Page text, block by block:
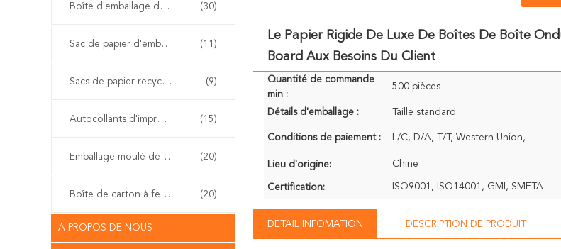
Boîte d'emballage de papier d'emballage (30)
Sac de papier d'emballage (11)
Sacs de papier recyclables de cadeau (9)
Autocollants d'impression offset (15)
Emballage moulé de pulpe (20)
Boîte de carton à fermeture à glissière (20)
A PROPOS DE NOUS
Le Papier Rigide De Luxe De Boîtes De Boîte
Board Aux Besoins Du Client
Quantité de commande
min :
500 pièces
Détails d'emballage : Taille standard
Conditions de paiement : L/C, D/A, T/T, Western Union,
Lieu d'origine: Chine
Certification: ISO9001, ISO14001, GMI, SMETA
DÉTAIL INFOMATION DESCRIPTION DE PRODUIT